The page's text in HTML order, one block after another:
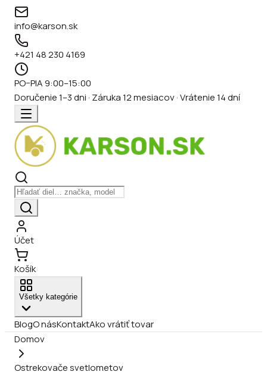
info@karson.sk
+421 48 230 4169
PO–PIA 9:00–15:00
Doručenie 1–3 dni · Záruka 12 mesiacov · Vrátenie 14 dní
Účet
Košík
Všetky kategórie
BlogO násKontaktAko vrátiť tovar
Domov
Ostrekovače svetlometov